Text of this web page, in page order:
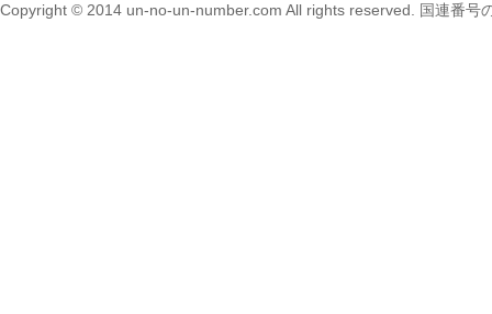
Copyright © 2014 un-no-un-number.com All rights reserved. 国連番号